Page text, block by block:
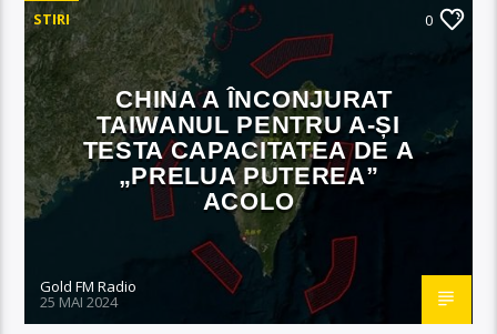
STIRI 0
CHINA A ÎNCONJURAT
TAIWANUL PENTRU A-ȘI
TESTA CAPACITATEA DE A
„PRELUA PUTEREA”
ACOLO
Gold FM Radio
25 MAI 2024